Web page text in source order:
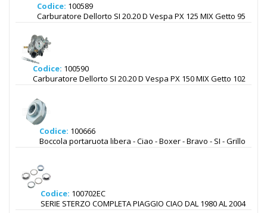
Codice: 100589
Carburatore Dellorto SI 20.20 D Vespa PX 125 MIX Getto 95
Codice: 100590
Carburatore Dellorto SI 20.20 D Vespa PX 150 MIX Getto 102
Codice: 100666
Boccola portaruota libera - Ciao - Boxer - Bravo - SI - Grillo
Codice: 100702EC
SERIE STERZO COMPLETA PIAGGIO CIAO DAL 1980 AL 2004